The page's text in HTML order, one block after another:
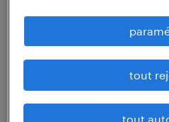
assistant logistique,
vénissieux, rhône
30 000 € - 32 000 €
tout
tout